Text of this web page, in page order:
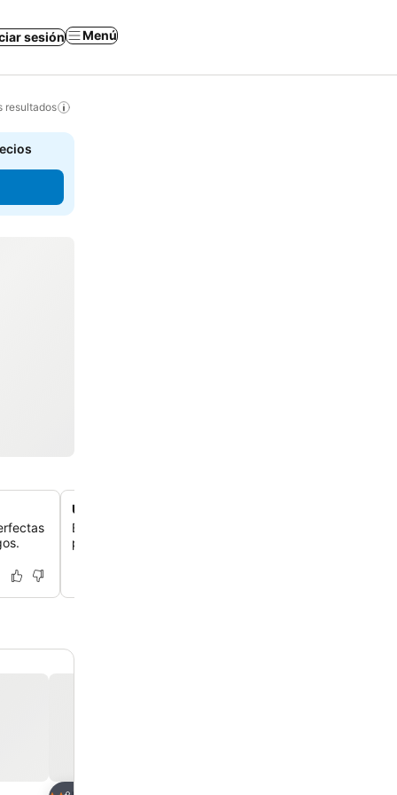
sesión Menú
resultados
Ubicación top cerca de la playa de Piriápolis
El hotel tiene una ubicación excelente, a un pasito de la
playa, así que tienes acceso fácil a todo lo que ofrece